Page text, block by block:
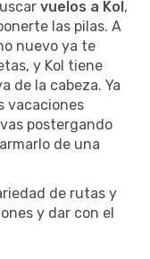
vuelos a Kol,
las pilas. A
nuevo ya te
y Kol tiene
de la cabeza. Ya
vacaciones
postergando
de una
de rutas y
y dar con el